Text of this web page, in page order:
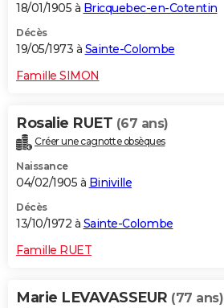
18/01/1905 à Bricquebec-en-Cotentin
Décès
19/05/1973 à Sainte-Colombe
Famille SIMON
Rosalie RUET (67 ans)
Créer une cagnotte obsèques
Naissance
04/02/1905 à Biniville
Décès
13/10/1972 à Sainte-Colombe
Famille RUET
Marie LEVAVASSEUR (77 ans)